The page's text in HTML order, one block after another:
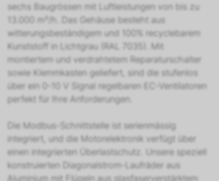
sechs Baugrössen mit Luftleistungen von bis zu
13.000 m³/h. Das Gehäuse besteht aus
witterungsbeständigem und 100% recyclebarem
Kunststoff in Lichtgrau (RAL 7035). Mit
montiertem und verdrahtetem Reparaturschalter
sowie Klemmkasten geliefert, sind die stufenlos
über ein 0-10 V Signal regelbaren EC-Ventilatoren
perfekt für Ihre Anforderungen.
Die Modbus-Schnittstelle ist serienmässig
integriert, und die Motorelektronik verfügt über
einen integrierten Überlastschutz. Unsere speziell
konstruierten Diagonalstrom-Laufräder aus
Aluminium mit Flügeln aus glasfaserverstärktem